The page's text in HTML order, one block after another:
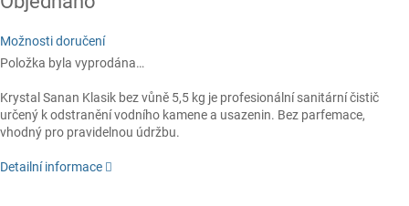
cena:
Možnosti doručení
Položka byla vyprodána…
Krystal Sanan Klasik bez vůně 5,5 kg je profesionální sanitární čistič
určený k odstranění vodního kamene a usazenin. Bez parfemace,
vhodný pro pravidelnou údržbu.
Detailní informace